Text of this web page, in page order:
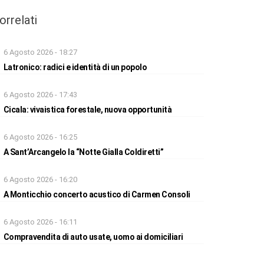
6 Agosto 2026 - 18:27
Latronico: radici e identità di un popolo
6 Agosto 2026 - 17:43
Cicala: vivaistica forestale, nuova opportunità
6 Agosto 2026 - 16:25
A Sant’Arcangelo la “Notte Gialla Coldiretti”
6 Agosto 2026 - 16:20
A Monticchio concerto acustico di Carmen Consoli
6 Agosto 2026 - 16:11
Compravendita di auto usate, uomo ai domiciliari